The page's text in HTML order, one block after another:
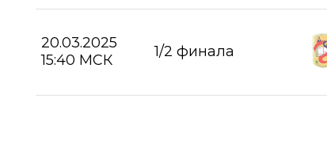
20.03.2025
15:40 МСК
1/2 финала